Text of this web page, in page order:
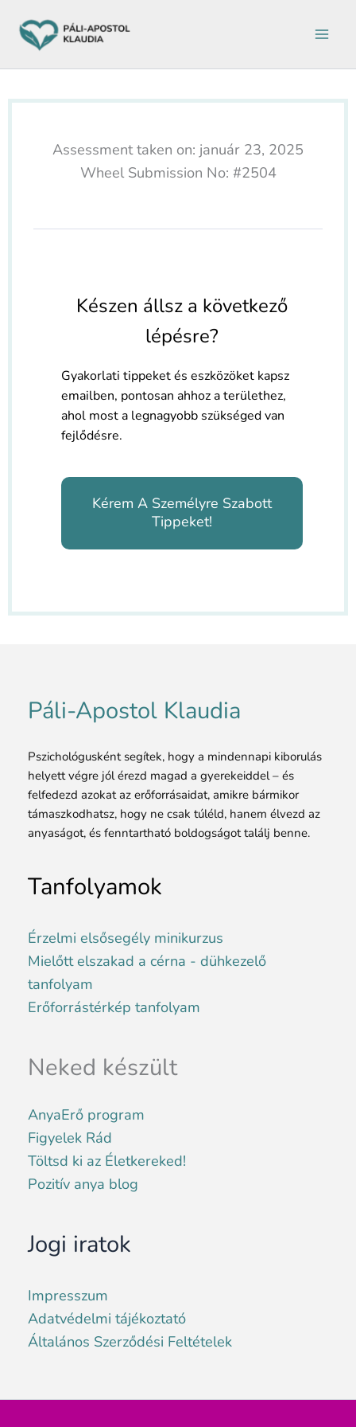
tartalomra
Assessment taken on: január 23, 2025
Wheel Submission No: #2504
Készen állsz a következő
lépésre?
Gyakorlati tippeket és eszközöket kapsz
emailben, pontosan ahhoz a területhez,
ahol most a legnagyobb szükséged van
fejlődésre.
Kérem A Személyre Szabott
Tippeket!
Páli-Apostol Klaudia
Pszichológusként segítek, hogy a mindennapi kiborulás
helyett végre jól érezd magad a gyerekeiddel – és
felfedezd azokat az erőforrásaidat, amikre bármikor
támaszkodhatsz, hogy ne csak túléld, hanem élvezd az
anyaságot, és fenntartható boldogságot találj benne.
Tanfolyamok
Érzelmi elsősegély minikurzus
Mielőtt elszakad a cérna - dühkezelő
tanfolyam
Erőforrástérkép tanfolyam
Neked készült
AnyaErő program
Figyelek Rád
Töltsd ki az Életkereked!
Pozitív anya blog
Jogi iratok
Impresszum
Adatvédelmi tájékoztató
Általános Szerződési Feltételek